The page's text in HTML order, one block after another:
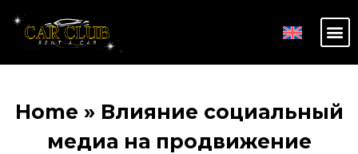
Home » Влияние социальный
медиа на продвижение